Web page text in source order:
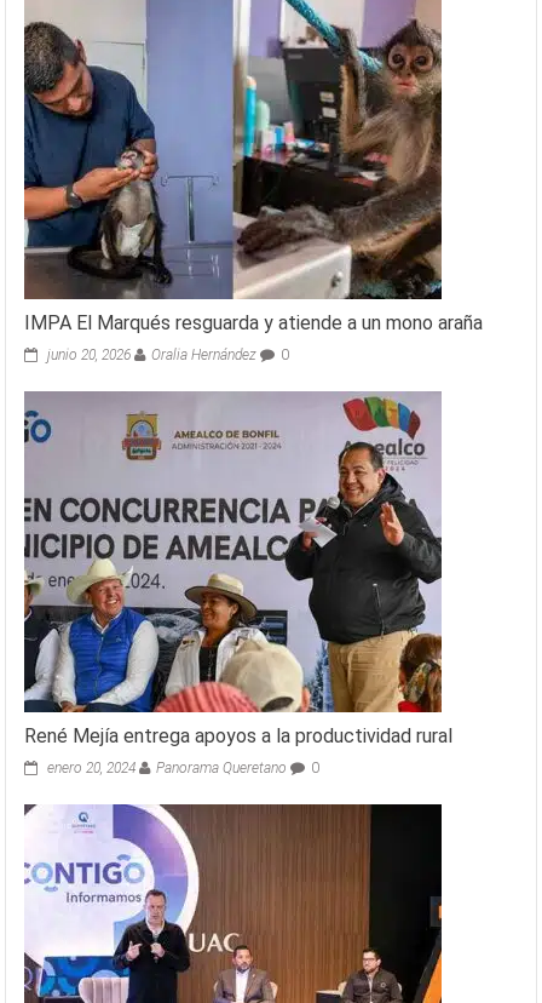
IMPA El Marqués resguarda y atiende a un mono araña
junio 20, 2026 Oralia Hernández 0
René Mejía entrega apoyos a la productividad rural
enero 20, 2024 Panorama Queretano 0